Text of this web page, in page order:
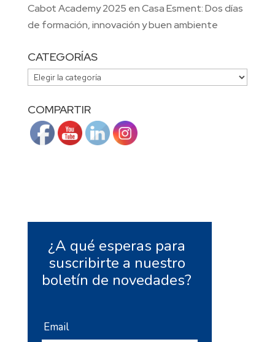
Cabot Academy 2025 en Casa Esment: Dos días
de formación, innovación y buen ambiente
CATEGORÍAS
CATEGORÍAS
COMPARTIR